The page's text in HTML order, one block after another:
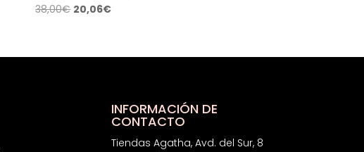
38,00€ El
era:
20,06€El
es:
INFORMACIÓN DE
CONTACTO
Tiendas Agatha, Avd. del Sur, 8